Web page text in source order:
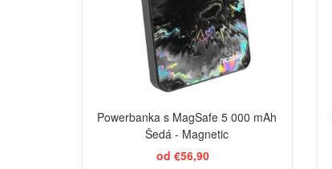
Powerbanka s MagSafe 5 000 mAh
Šedá - Magnetic
od €56,90